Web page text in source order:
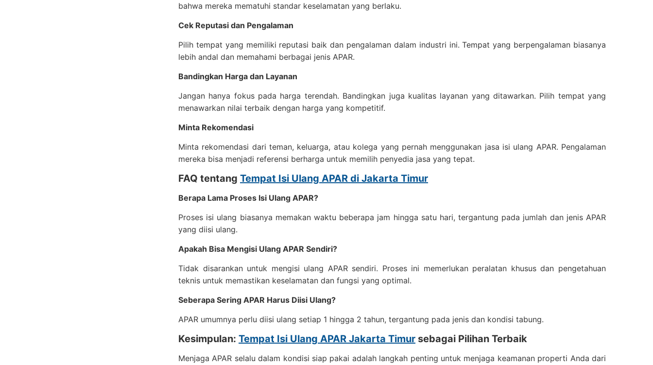
bahwa mereka mematuhi standar keselamatan yang berlaku.
Cek Reputasi dan Pengalaman
Pilih tempat yang memiliki reputasi baik dan pengalaman dalam industri ini. Tempat yang berpengalaman biasanya
lebih andal dan memahami berbagai jenis APAR.
Bandingkan Harga dan Layanan
Jangan hanya fokus pada harga terendah. Bandingkan juga kualitas layanan yang ditawarkan. Pilih tempat yang
menawarkan nilai terbaik dengan harga yang kompetitif.
Minta Rekomendasi
Minta rekomendasi dari teman, keluarga, atau kolega yang pernah menggunakan jasa isi ulang APAR. Pengalaman
mereka bisa menjadi referensi berharga untuk memilih penyedia jasa yang tepat.
FAQ tentang Tempat Isi Ulang APAR di Jakarta Timur
Berapa Lama Proses Isi Ulang APAR?
Proses isi ulang biasanya memakan waktu beberapa jam hingga satu hari, tergantung pada jumlah dan jenis APAR
yang diisi ulang.
Apakah Bisa Mengisi Ulang APAR Sendiri?
Tidak disarankan untuk mengisi ulang APAR sendiri. Proses ini memerlukan peralatan khusus dan pengetahuan
teknis untuk memastikan keselamatan dan fungsi yang optimal.
Seberapa Sering APAR Harus Diisi Ulang?
APAR umumnya perlu diisi ulang setiap 1 hingga 2 tahun, tergantung pada jenis dan kondisi tabung.
Kesimpulan: Tempat Isi Ulang APAR Jakarta Timur sebagai Pilihan Terbaik
Menjaga APAR selalu dalam kondisi siap pakai adalah langkah penting untuk menjaga keamanan properti Anda dari